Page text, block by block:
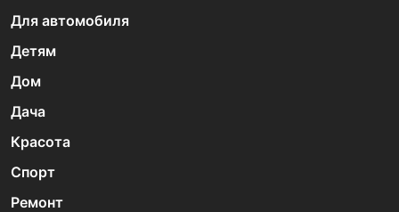
Для автомобиля
Детям
Дом
Дача
Красота
Спорт
Ремонт